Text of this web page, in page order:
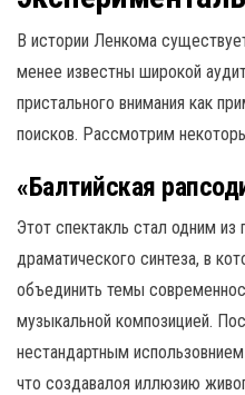
В истории Ленкома
менее известны широкой
пристального внимания как
поисков. Рассмотрим
«Балтийская
Этот спектакль стал одним
драматического синтеза, в
объединить темы
музыкальной композицией.
нестандартным
что создавалоя иллюзию